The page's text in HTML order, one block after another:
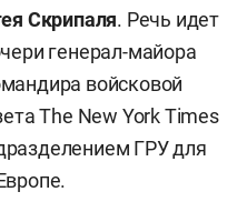
Скрипаля. Речь идет
генерал-майора
войсковой
The New York Times
ГРУ для